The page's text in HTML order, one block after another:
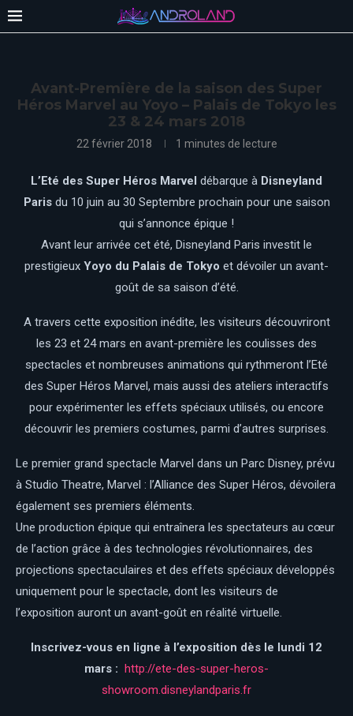
Avant-Première de la saison des Super
Héros Marvel au Yoyo – Palais de Tokyo les
23 & 24 mars 2018
22 février 2018 1 minutes de lecture
L’Eté des Super Héros Marvel débarque à Disneyland
Parisdu 10 juin au 30 Septembre prochain pour une saison
qui s’annonce épique !
Avant leur arrivée cet été, Disneyland Paris investit le
prestigieux Yoyo du Palais de Tokyo et dévoiler un avant-
goût de sa saison d’été.
A travers cette exposition inédite, les visiteurs découvriront
les 23 et 24 mars en avant-première les coulisses des
spectacles et nombreuses animations qui rythmeront l’Eté
des Super Héros Marvel, mais aussi des ateliers interactifs
pour expérimenter les effets spéciaux utilisés, ou encore
découvrir les premiers costumes, parmi d’autres surprises.
Le premier grand spectacle Marvel dans un Parc Disney, prévu
à Studio Theatre, Marvel : l’Alliance des Super Héros, dévoilera
également ses premiers éléments.
Une production épique qui entraînera les spectateurs au cœur
de l’action grâce à des technologies révolutionnaires, des
projections spectaculaires et des effets spéciaux développés
uniquement pour le spectacle, dont les visiteurs de
l’exposition auront un avant-goût en réalité virtuelle.
Inscrivez-vous en ligne à l’exposition dès le lundi 12
mars : http://ete-des-super-heros-
showroom.disneylandparis.fr